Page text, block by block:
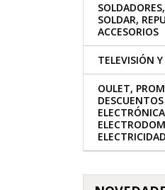
SOLDAR,
ACCESORIOS
TELEVISIÓN
OULET,